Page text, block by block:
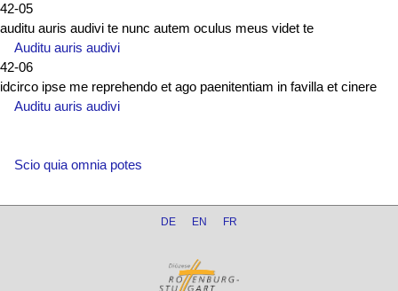
42-05
auditu auris audivi te nunc autem oculus meus videt te
Auditu auris audivi
42-06
idcirco ipse me reprehendo et ago paenitentiam in favilla et cinere
Auditu auris audivi
Scio quia omnia potes
DE EN FR